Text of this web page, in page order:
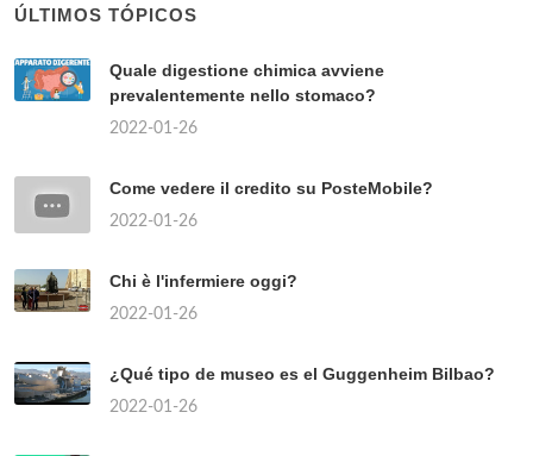
ÚLTIMOS TÓPICOS
Quale digestione chimica avviene
prevalentemente nello stomaco?
2022-01-26
Come vedere il credito su PosteMobile?
2022-01-26
Chi è l'infermiere oggi?
2022-01-26
¿Qué tipo de museo es el Guggenheim Bilbao?
2022-01-26